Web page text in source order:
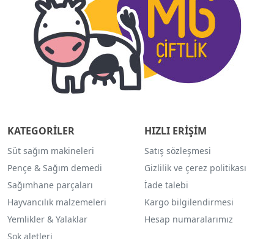
KATEGORİLER
Süt sağım makineleri
Pençe & Sağım demedi
Sağımhane parçaları
Hayvancılık malzemeleri
Yemlikler & Yalaklar
Şok aletleri
HIZLI ERİŞİM
Satış sözleşmesi
Gizlilik ve çerez politikası
İade talebi
Kargo bilgilendirmesi
Hesap numaralarımız